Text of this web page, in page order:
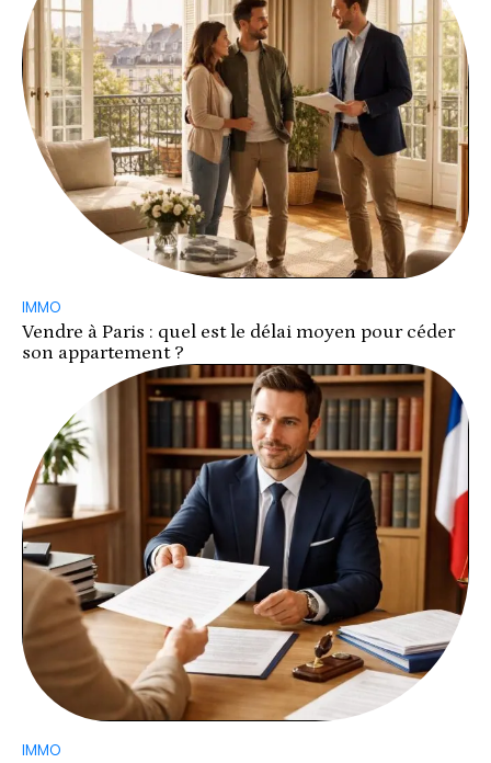
IMMO
Vendre à Paris : quel est le délai moyen pour céder
son appartement ?
IMMO